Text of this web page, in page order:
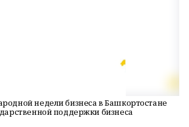
недели бизнеса в Башкортостане
поддержки бизнеса